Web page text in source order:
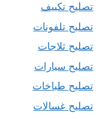
تصليح تكييف
تصليح تلفونات
تصليح ثلاجات
تصليح سيارات
تصليح طباخات
تصليح غسالات